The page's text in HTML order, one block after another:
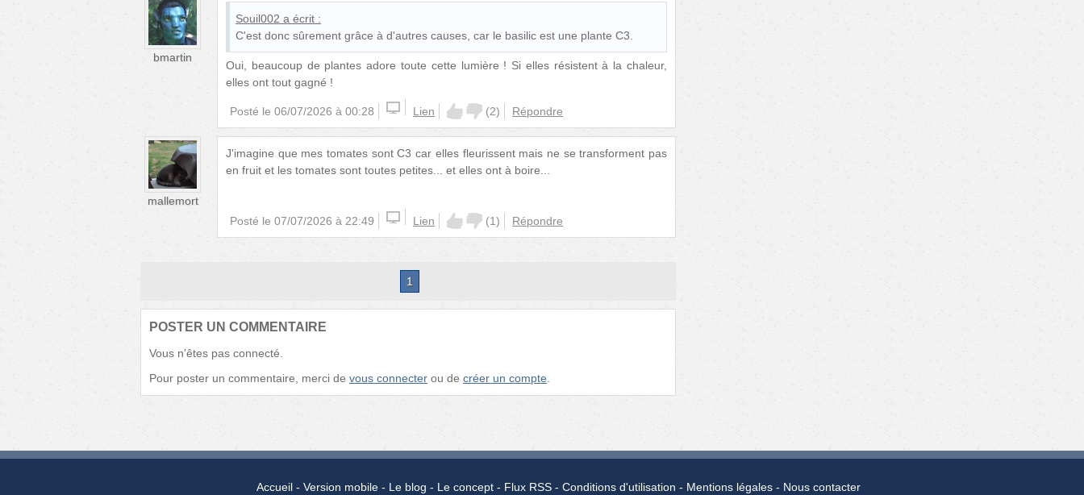
bmartin
Souil002 a écrit :
C'est donc sûrement grâce à d'autres causes, car le basilic est une plante C3.
Oui, beaucoup de plantes adore toute cette lumière ! Si elles résistent à la chaleur,
elles ont tout gagné !
Posté le 06/07/2026 à 00:28 Lien (2) Répondre
mallemort
J'imagine que mes tomates sont C3 car elles fleurissent mais ne se transforment pas
en fruit et les tomates sont toutes petites... et elles ont à boire...
Posté le 07/07/2026 à 22:49 Lien (1) Répondre
1
POSTER UN COMMENTAIRE
Vous n'êtes pas connecté.
Pour poster un commentaire, merci de vous connecter ou de créer un compte
Accueil Version mobile Le blog Le concept Flux RSS Conditions d'utilisation Mentions légales Nous contacter